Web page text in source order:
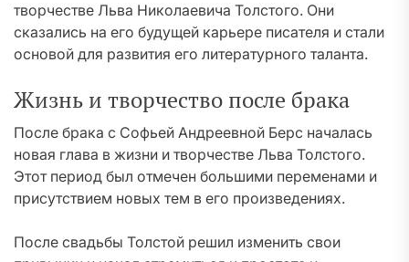
творчестве Льва Николаевича Толстого. Они
сказались на его будущей карьере писателя и стали
основой для развития его литературного таланта.
Жизнь и творчество после брака
После брака с Софьей Андреевной Берс началась
новая глава в жизни и творчестве Льва Толстого.
Этот период был отмечен большими переменами и
присутствием новых тем в его произведениях.
После свадьбы Толстой решил изменить свои